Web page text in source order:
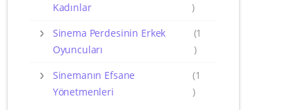
Kadınlar
)
Sinema Perdesinin Erkek
Oyuncuları
(1
)
Sinemanın Efsane
Yönetmenleri
(1
)